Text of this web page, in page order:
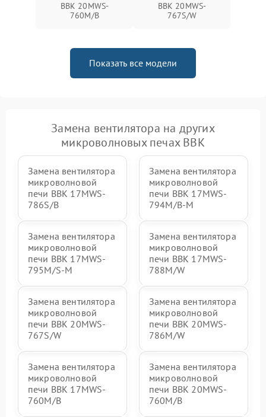
BBK 20MWS-
760M/B
BBK 20MWS-
767S/W
Показать все модели
Замена вентилятора на других
микроволновых печах BBK
Замена вентилятора
микроволновой
печи BBK 17MWS-
786S/B
Замена вентилятора
микроволновой
печи BBK 17MWS-
794M/B-M
Замена вентилятора
микроволновой
печи BBK 17MWS-
795M/S-M
Замена вентилятора
микроволновой
печи BBK 17MWS-
788M/W
Замена вентилятора
микроволновой
печи BBK 20MWS-
767S/W
Замена вентилятора
микроволновой
печи BBK 20MWS-
786M/W
Замена вентилятора
микроволновой
печи BBK 17MWS-
760M/B
Замена вентилятора
микроволновой
печи BBK 20MWS-
760M/B